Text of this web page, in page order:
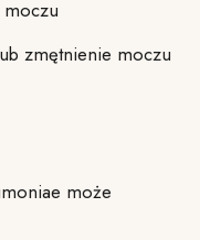
zmętnienie moczu
może